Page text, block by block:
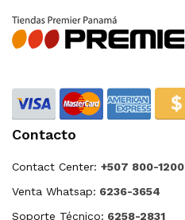
Contacto
Contact Center: +507 800-1200
Venta Whatsap: 6236-3654
Soporte Técnico: 6258-2831